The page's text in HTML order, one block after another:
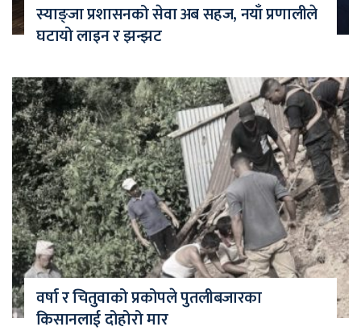
स्याङ्जा प्रशासनको सेवा अब सहज, नयाँ प्रणालीले
घटायो लाइन र झन्झट
वर्षा र चितुवाको प्रकोपले पुतलीबजारका
किसानलाई दोहोरो मार